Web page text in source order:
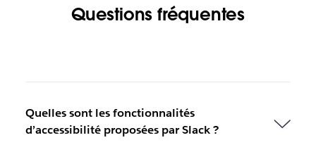
Questions fréquentes
Quelles sont les fonctionnalités
d’accessibilité proposées par Slack ?